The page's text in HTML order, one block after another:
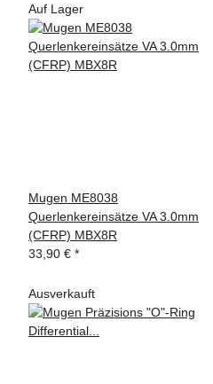
Auf Lager
Mugen ME8038
Querlenkereinsätze VA 3.0mm
(CFRP) MBX8R
33,90 € *
Ausverkauft